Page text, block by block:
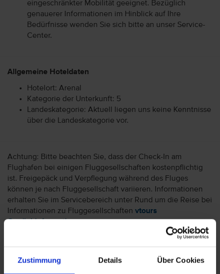
Zustimmung Details Über Cookies
eingeschränkter Mobilität geeignet. Bezüglich
genauerer Informationen im Hinblick auf Ihre
Bedürfnisse wenden Sie sich bitte an unser Service-
Center.
Allgemeine Hoteldaten
Hotelort: Arenal
Kategorie der Unterkunft: 5
Landeskategorie: Aktuell liegen uns keine Kenntnisse
über die Landeskategorie vor.
Achtung: Bitte beachten Sie, dass der Check-In am
Flughafen bei einigen Fluggesellschaften kostenpflichtig
ist. Freigepäck und Verpflegung während des Fluges
können je nach Fluggesellschaft variieren. Informationen
erhalten Sie im Servicebereich unter Rund um die Reise bei
Informationen zu Fluggesellschaften vtours
Gepäckinformationen.
Wir möchten Sie darauf aufmerksam machen, dass Sie am
Ankunftstag ab 15 Uhr (örtliche Abweichung vorbehalten) in
Ihr Hotel einchecken können. An Ihrem Abreisetag können